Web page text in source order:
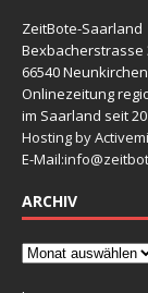
ZeitBote-Saarland
Bexbacherstrasse
66540
Onlinezeitung
im Saarland seit
Hosting by
E-Mail:
ARCHIV